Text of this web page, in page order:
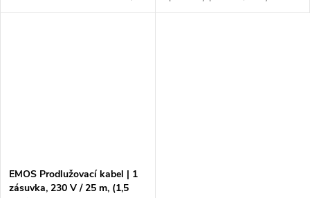
což umožňuje pohodlné
umožní prodloužit dosah
EMOS Prodlužovací kabel | 1
zásuvka, 230 V / 25 m, (1,5